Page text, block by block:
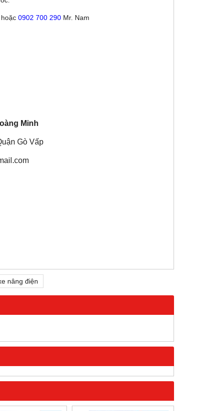
0902 700 290 Mr. Nam
Minh
Gò Vấp
nâng điện